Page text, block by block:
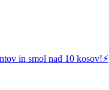
in smol nad 10 kosov!⚡️